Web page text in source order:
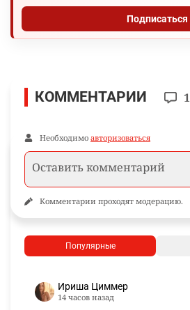
Подписаться
КОММЕНТАРИИ 1
Необходимо авторизоваться
Комментарии проходят модерацию.
Популярные
Ириша Циммер
14 часов назад